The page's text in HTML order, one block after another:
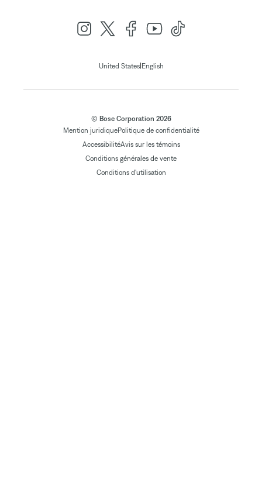
United States| English
© Bose Corporation 2026
Mention juridiquePolitique de confidentialité
AccessibilitéAvis sur les témoins
Conditions générales de vente
Conditions d'utilisation